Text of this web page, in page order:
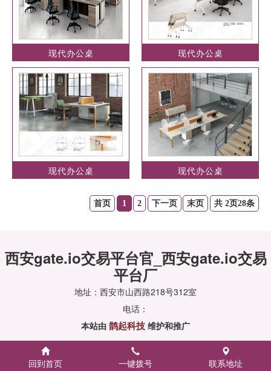
现代办公桌 现代办公桌
现代办公桌 现代办公桌
首页 1 2 下一页 末页 共 2页28条
西安gate.io交易平台官_西安gate.io交易
平台厂
地址：西安市山西路218号312室
电话：
本站由 鹊起科技 维护和推广
回到首页 一键拨号 联系地址